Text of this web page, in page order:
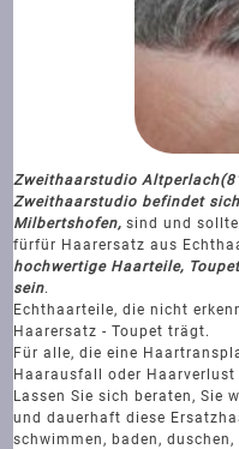
Zweithaarstudio Altperlach
Zweithaarstudio befindet
Milbertshofen, sind und
fürfür Haarersatz aus
hochwertige Haarteile,
sein.
Echthaarteile, die nicht
Haarersatz - Toupet trägt.
Für alle, die eine
Haarausfall oder Haarverlust
Lassen Sie sich beraten, Sie
und dauerhaft diese
schwimmen, baden,